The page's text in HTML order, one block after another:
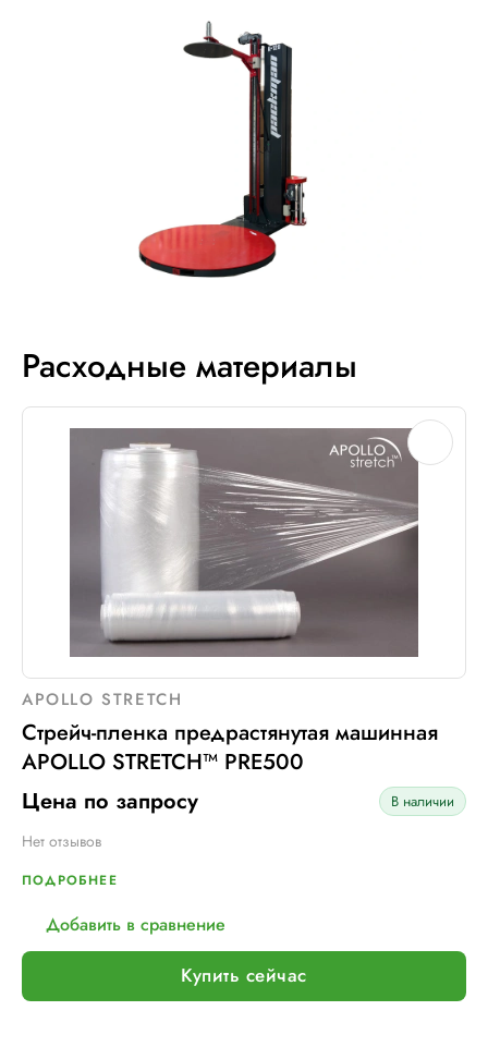
Расходные материалы
APOLLO STRETCH
Стрейч-пленка предрастянутая машинная
APOLLO STRETCH™ PRE500
Цена по запросу
В наличии
Нет отзывов
ПОДРОБНЕЕ
Добавить в сравнение
Купить сейчас